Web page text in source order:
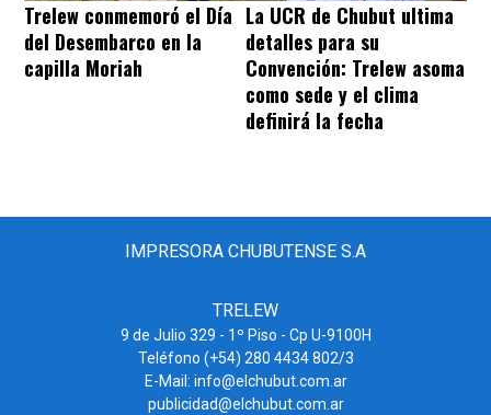
Trelew conmemoró el Día
del Desembarco en la
capilla Moriah
La UCR de Chubut ultima
detalles para su
Convención: Trelew asoma
como sede y el clima
definirá la fecha
IMPRESORA CHUBUTENSE S.A
TRELEW
9 de Julio 329 - 1º Piso - Cp U-9100H
Teléfono (+54) 280 4434 802/3
E-Mail: info@elchubut.com.ar
publicidad@elchubut.com.ar